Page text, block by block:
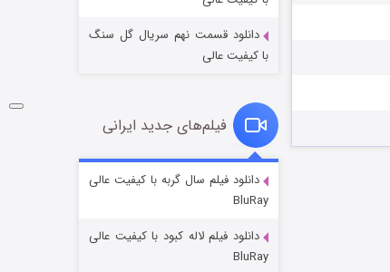
فروشگاهی برای قاتلان فصل ۲
قسمت
دانلود قسمت نهم سریال گل سنگ
با کیفیت عالی
فیلم‌های جدید ایرانی
دانلود فیلم سال گربه با کیفیت عالی
BluRay
دانلود فیلم لاله کبود با کیفیت عالی
BluRay